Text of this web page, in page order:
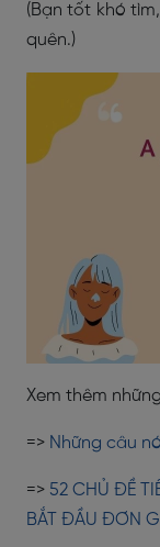
(Bạn tốt khó
quên.)
Xem thêm
=> Những câu
=> 52 CHỦ ĐỀ
BẮT ĐẦU ĐƠN